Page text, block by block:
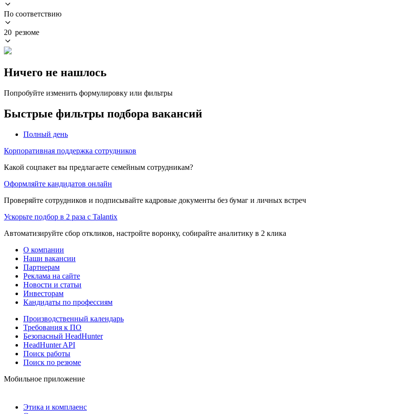
По соответствию
20 резюме
Ничего не нашлось
Попробуйте изменить формулировку или фильтры
Быстрые фильтры подбора вакансий
Полный день
Корпоративная поддержка сотрудников
Какой соцпакет вы предлагаете семейным сотрудникам?
Оформляйте кандидатов онлайн
Проверяйте сотрудников и подписывайте кадровые документы без бумаг и личных встреч
Ускорьте подбор в 2 раза с Talantix
Автоматизируйте сбор откликов, настройте воронку, собирайте аналитику в 2 клика
О компании
Наши вакансии
Партнерам
Реклама на сайте
Новости и статьи
Инвесторам
Кандидаты по профессиям
Производственный календарь
Требования к ПО
Безопасный HeadHunter
HeadHunter API
Поиск работы
Поиск по резюме
Мобильное приложение
Этика и комплаенс